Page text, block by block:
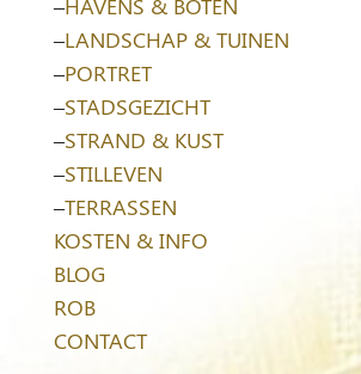
–LANDSCHAP & TUINEN
–PORTRET
–STADSGEZICHT
–STRAND & KUST
–STILLEVEN
–TERRASSEN
KOSTEN & INFO
BLOG
ROB
CONTACT